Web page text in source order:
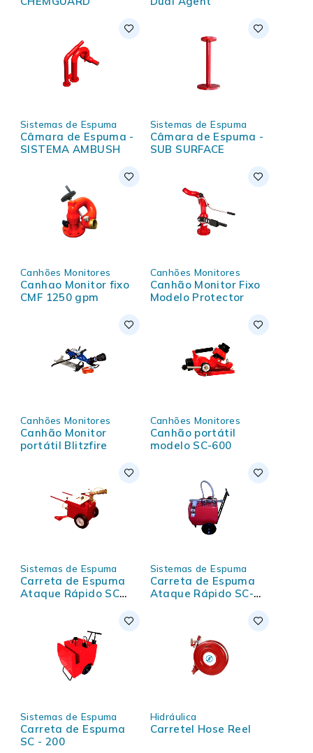
Sistemas de Espuma
Câmara de Espuma -
SISTEMA AMBUSH
Sistemas de Espuma
Câmara de Espuma -
SUB SURFACE
Canhões Monitores
Canhao Monitor fixo
CMF 1250 gpm
Canhões Monitores
Canhão Monitor Fixo
Modelo Protector
Canhões Monitores
Canhão Monitor
portátil Blitzfire
Canhões Monitores
Canhão portátil
modelo SC-600
Sistemas de Espuma
Carreta de Espuma
Ataque Rápido SC
Sistemas de Espuma
Carreta de Espuma
Ataque Rápido SC-
Sistemas de Espuma
Carreta de Espuma
SC - 200
Hidráulica
Carretel Hose Reel